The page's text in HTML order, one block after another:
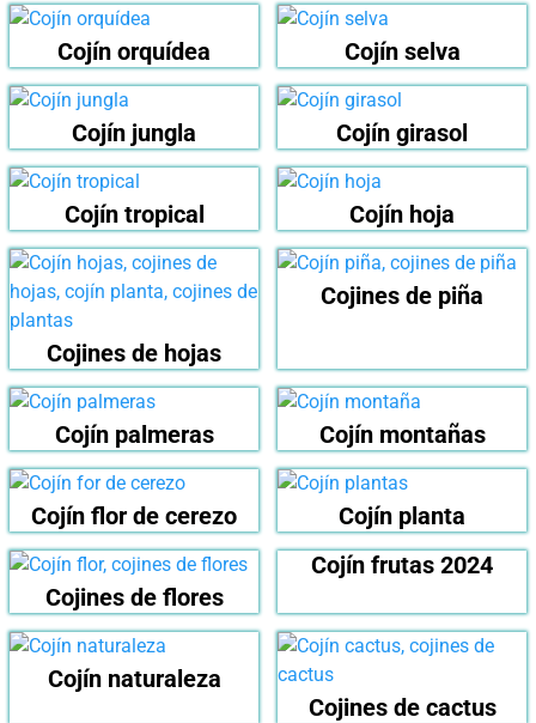
Cojín orquídea Cojín selva
Cojín jungla Cojín girasol
Cojín tropical Cojín hoja
Cojines de hojas
Cojines de piña
Cojín palmeras Cojín montañas
Cojín flor de cerezo Cojín planta
Cojines de flores
Cojín frutas 2024
Cojín naturaleza
Cojines de cactus